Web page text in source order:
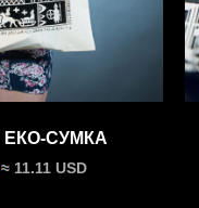
ЕКО-СУМКА
≈ 11.11 USD